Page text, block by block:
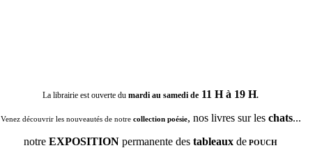
La librairie est ouverte du mardi au samedi de 11 H à 19 H.
Venez découvrir les nouveautés de notrecollection poésie, nos livres sur les chats...
notre EXPOSITION permanente des tableaux de POUCH